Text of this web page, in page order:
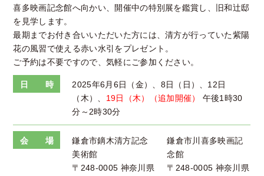
喜多映画記念館へ向かい、開催中の特別展を鑑賞し、旧和辻邸
を見学します。
最期までお付き合いいただいた方には、清方が行っていた紫陽
花の風習で使える赤い水引をプレゼント。
ご予約は不要ですので、気軽にご参加ください。
日 時
2025年6月6日（金）、8日（日）、12日
（木）、 19日（木）（追加開催）
午後1時30
分～2時30分
会 場
鎌倉市鏑木清方記念
美術館
〒248-0005 神奈川県
鎌倉市川喜多映画記
念館
〒248-0005 神奈川県